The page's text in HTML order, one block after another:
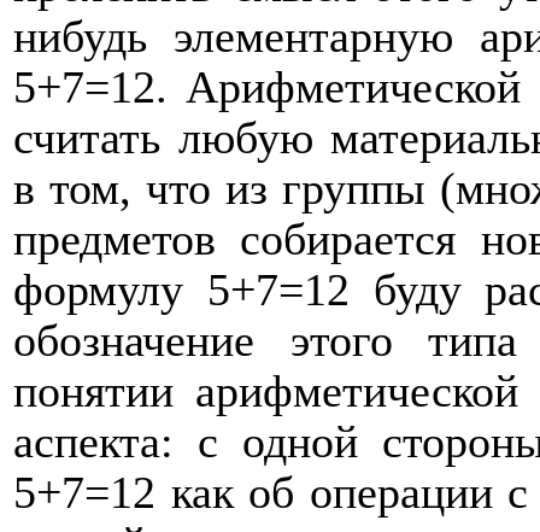
нибудь элементарную
5+7=12. Арифметической
считать любую
в том, что из группы
предметов собирается
формулу 5+7=12 буду
обозначение этого
понятии
аспекта: с одной
5+7=12 как об операции